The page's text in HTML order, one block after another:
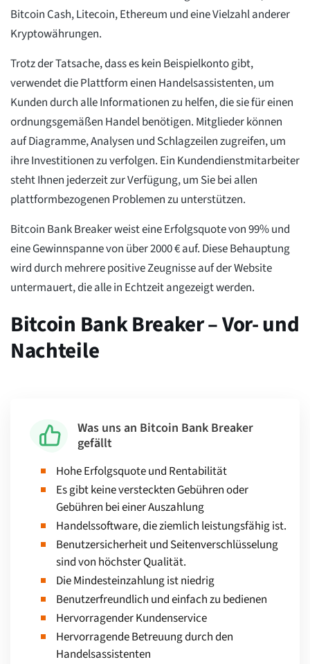
Bitcoin Cash, Litecoin, Ethereum und eine Vielzahl anderer
Kryptowährungen.
Trotz der Tatsache, dass es kein Beispielkonto gibt,
verwendet die Plattform einen Handelsassistenten, um
Kunden durch alle Informationen zu helfen, die sie für einen
ordnungsgemäßen Handel benötigen. Mitglieder können
auf Diagramme, Analysen und Schlagzeilen zugreifen, um
ihre Investitionen zu verfolgen. Ein Kundendienstmitarbeiter
steht Ihnen jederzeit zur Verfügung, um Sie bei allen
plattformbezogenen Problemen zu unterstützen.
Bitcoin Bank Breaker weist eine Erfolgsquote von 99% und
eine Gewinnspanne von über 2000 € auf. Diese Behauptung
wird durch mehrere positive Zeugnisse auf der Website
untermauert, die alle in Echtzeit angezeigt werden.
Bitcoin Bank Breaker – Vor- und
Nachteile
Was uns an Bitcoin Bank Breaker
gefällt
Hohe Erfolgsquote und Rentabilität
Es gibt keine versteckten Gebühren oder
Gebühren bei einer Auszahlung
Handelssoftware, die ziemlich leistungsfähig ist.
Benutzersicherheit und Seitenverschlüsselung
sind von höchster Qualität.
Die Mindesteinzahlung ist niedrig
Benutzerfreundlich und einfach zu bedienen
Hervorragender Kundenservice
Hervorragende Betreuung durch den
Handelsassistenten